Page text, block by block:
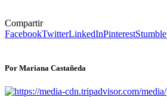
Compartir
FacebookTwitterLinkedInPinterest
Por Mariana Castañeda